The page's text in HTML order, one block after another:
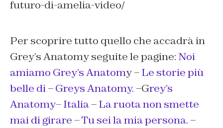
futuro-di-amelia-video/
Per scoprire tutto quello che accadrà in
Grey’s Anatomy seguite le pagine: Noi
amiamo Grey’s Anatomy –Le storie più
belle di–Greys Anatomy.–Grey’s
Anatomy– Italia–La ruota non smette
mai di girare–Tu sei la mia persona.–